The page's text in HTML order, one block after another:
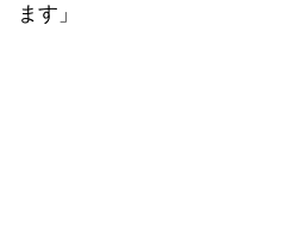
ます」